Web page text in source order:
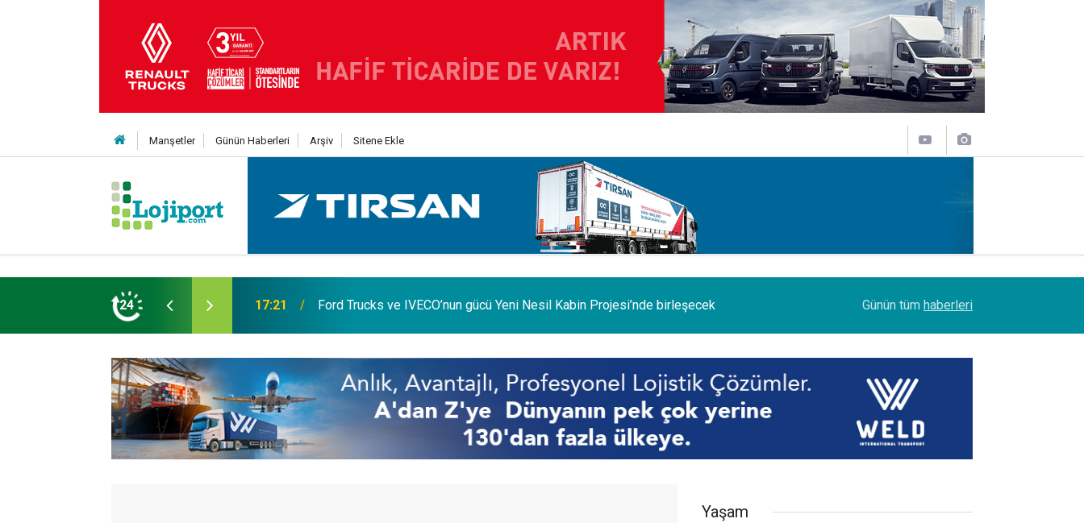
Manşetler Günün Haberleri Arşiv Sitene Ekle
24
Nesil Kabin Projesi’nde birleşecek 10:35 Treylerde iç pazar daraldı, ihracat şaha kalktı Her biri 120 tonluk 3 Boeing 777, kamyonlarla
Günün tüm haberleri
Yaşam